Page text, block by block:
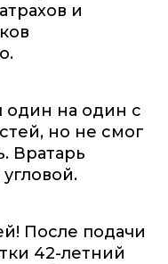
и
один на один с
но не смог
Вратарь
После подачи
42-летний